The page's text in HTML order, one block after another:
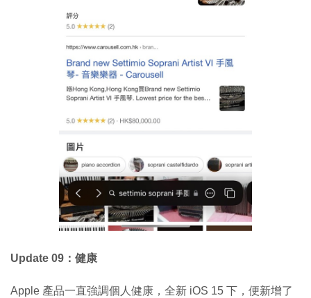
Update 09：健康
Apple 產品一直強調個人健康，全新 iOS 15 下，便新增了